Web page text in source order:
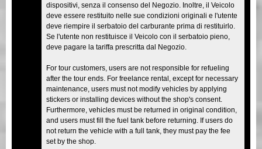
dispositivi, senza il consenso del Negozio. Inoltre, il Veicolo
deve essere restituito nelle sue condizioni originali e l'utente
deve riempire il serbatoio del carburante prima di restituirlo.
Se l'utente non restituisce il Veicolo con il serbatoio pieno,
deve pagare la tariffa prescritta dal Negozio.
For tour customers, users are not responsible for refueling
after the tour ends. For freelance rental, except for necessary
maintenance, users must not modify vehicles by applying
stickers or installing devices without the shop's consent.
Furthermore, vehicles must be returned in original condition,
and users must fill the fuel tank before returning. If users do
not return the vehicle with a full tank, they must pay the fee
set by the shop.